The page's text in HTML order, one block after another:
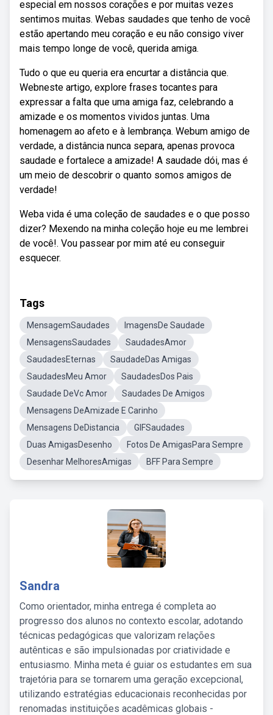
especial em nossos corações e por muitas vezes
sentimos muitas. Webas saudades que tenho de você
estão apertando meu coração e eu não consigo viver
mais tempo longe de você, querida amiga.
Tudo o que eu queria era encurtar a distância que.
Webneste artigo, explore frases tocantes para
expressar a falta que uma amiga faz, celebrando a
amizade e os momentos vividos juntas. Uma
homenagem ao afeto e à lembrança. Webum amigo de
verdade, a distância nunca separa, apenas provoca
saudade e fortalece a amizade! A saudade dói, mas é
um meio de descobrir o quanto somos amigos de
verdade!
Weba vida é uma coleção de saudades e o que posso
dizer? Mexendo na minha coleção hoje eu me lembrei
de você!. Vou passear por mim até eu conseguir
esquecer.
Tags
MensagemSaudades
ImagensDe Saudade
MensagensSaudades
SaudadesAmor
SaudadesEternas
SaudadeDas Amigas
SaudadesMeu Amor
SaudadesDos Pais
Saudade DeVc Amor
Saudades De Amigos
Mensagens DeAmizade E Carinho
Mensagens DeDistancia
GIFSaudades
Duas AmigasDesenho
Fotos De AmigasPara Sempre
Desenhar MelhoresAmigas
BFF Para Sempre
Sandra
Como orientador, minha entrega é completa ao
progresso dos alunos no contexto escolar, adotando
técnicas pedagógicas que valorizam relações
autênticas e são impulsionadas por criatividade e
entusiasmo. Minha meta é guiar os estudantes em sua
trajetória para se tornarem uma geração excepcional,
utilizando estratégias educacionais reconhecidas por
renomadas instituições acadêmicas globais -